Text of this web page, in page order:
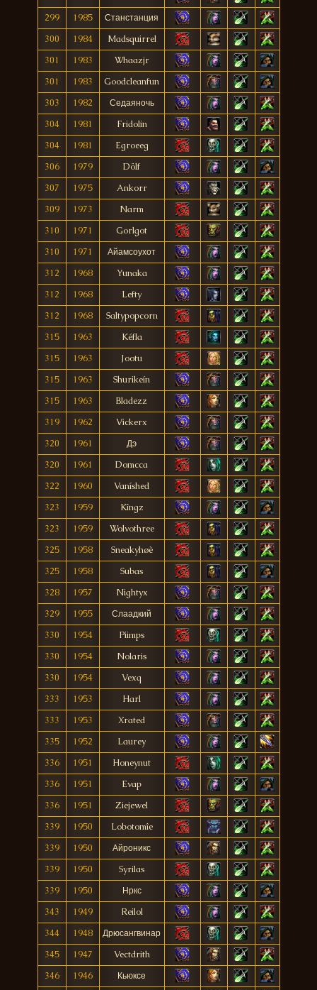
299
1985
Станстанция
300
1984
Madsquirrel
301
1983
Whaazjr
301
1983
Goodcleanfun
303
1982
Седаяночь
304
1981
Fridolin
304
1981
Egroeeg
306
1979
Dölf
307
1975
Ankorr
309
1973
Narm
310
1971
Gorlgot
310
1971
Айамсоухот
312
1968
Yunaka
312
1968
Lefty
312
1968
Saltypopcorn
315
1963
Kéfla
315
1963
Jootu
315
1963
Shurikeín
315
1963
Bladezz
319
1962
Vickerx
320
1961
Дэ
320
1961
Domcca
322
1960
Vaníshed
323
1959
Kîngz
323
1959
Wolvothree
325
1958
Sneakyhøè
325
1958
Subas
328
1957
Nightyx
329
1955
Слаадкий
330
1954
Piimps
330
1954
Nolaris
330
1954
Vexq
333
1953
Harl
333
1953
Xrated
335
1952
Laurey
336
1951
Honeynut
336
1951
Evap
336
1951
Ziejewel
339
1950
Lobotomîe
339
1950
Айроникс
339
1950
Syrilas
339
1950
Нркс
343
1949
Reilol
344
1948
Дрюсангвинар
345
1947
Vectdrith
346
1946
Кьюксе